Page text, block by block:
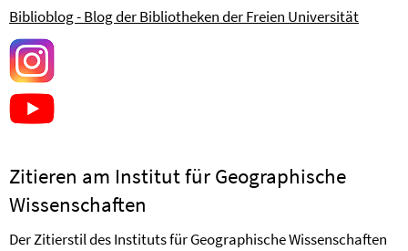
Biblioblog - Blog der Bibliotheken der Freien Universität
Zitieren am Institut für Geographische
Wissenschaften
Der Zitierstil des Instituts für Geographische Wissenschaften